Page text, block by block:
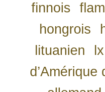
finnois
hongrois
lituanien
lx
d’Amérique